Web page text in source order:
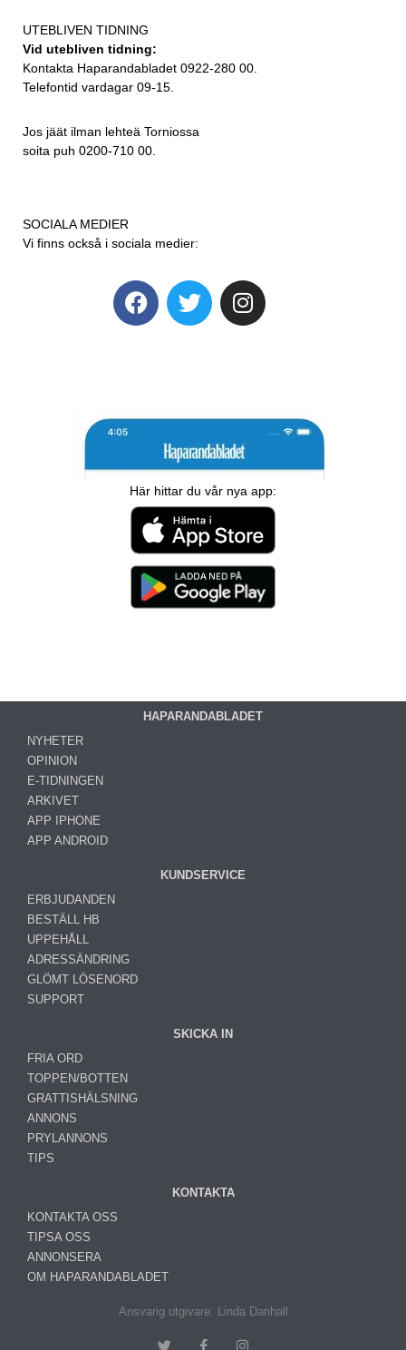
UTEBLIVEN TIDNING
Vid utebliven tidning:
Kontakta Haparandabladet 0922-280 00.
Telefontid vardagar 09-15.
Jos jäät ilman lehteä Torniossa
soita puh 0200-710 00.
SOCIALA MEDIER
Vi finns också i sociala medier:
Här hittar du vår nya app:
HAPARANDABLADET
NYHETER
OPINION
E-TIDNINGEN
ARKIVET
APP IPHONE
APP ANDROID
KUNDSERVICE
ERBJUDANDEN
BESTÄLL HB
UPPEHÅLL
ADRESSÄNDRING
GLÖMT LÖSENORD
SUPPORT
SKICKA IN
FRIA ORD
TOPPEN/BOTTEN
GRATTISHÄLSNING
ANNONS
PRYLANNONS
TIPS
KONTAKTA
KONTAKTA OSS
TIPSA OSS
ANNONSERA
OM HAPARANDABLADET
Ansvarig utgivare: Linda Danhall